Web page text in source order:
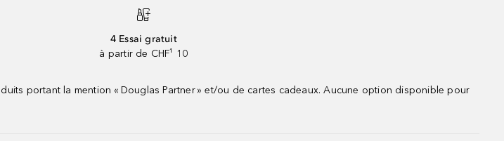
4 Essai gratuit
à partir de CHF¹ 10
portant la mention « Douglas Partner » et/ou de cartes cadeaux. Aucune option disponible pour